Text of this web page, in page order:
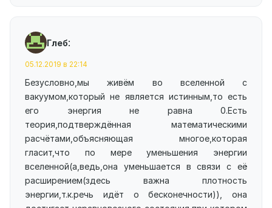
Глеб:
05.12.2019 в 22:14
Безусловно,мы живём во вселенной с
вакуумом,который не является истинным,то есть
его энергия не равна 0.Есть
теория,подтверждённая математическими
расчётами,объясняющая многое,которая
гласит,что по мере уменьшения энергии
вселенной(а,ведь,она уменьшается в связи с её
расширением(здесь важна плотность
энергии,т.к.речь идёт о бесконечности)), она